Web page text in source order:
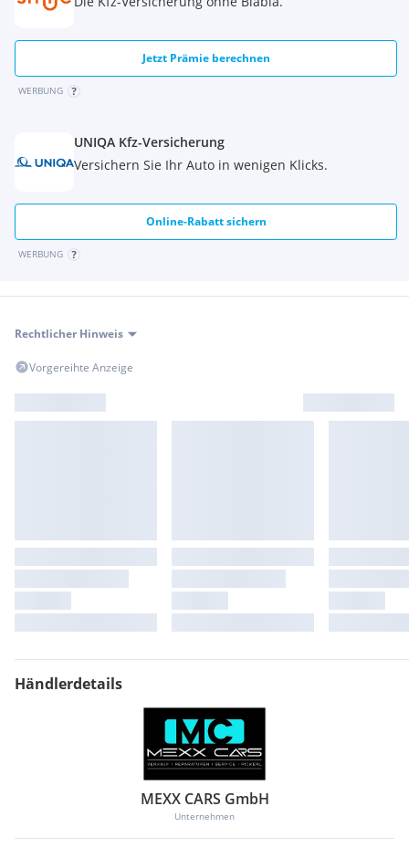
Jetzt Prämie berechnen
WERBUNG
UNIQA Kfz-Versicherung
Versichern Sie Ihr Auto in wenigen Klicks.
Online-Rabatt sichern
WERBUNG
Rechtlicher Hinweis
Vorgereihte Anzeige
Händlerdetails
MEXX CARS GmbH
Unternehmen